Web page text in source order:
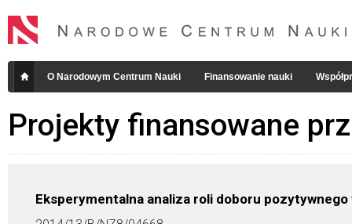
O Narodowym Centrum Nauki Finansowanie nauki
Projekty finansowane
Eksperymentalna analiza roli doboru pozytywnego